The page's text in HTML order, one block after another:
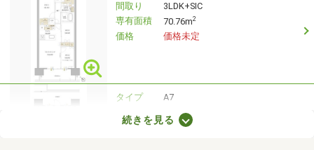
間取り
3LDK+SIC
専有面積
70.76m2
価格 価格未定
タイプ
A7
3LDK+FIC
専有面積
70.88m
続きを見る